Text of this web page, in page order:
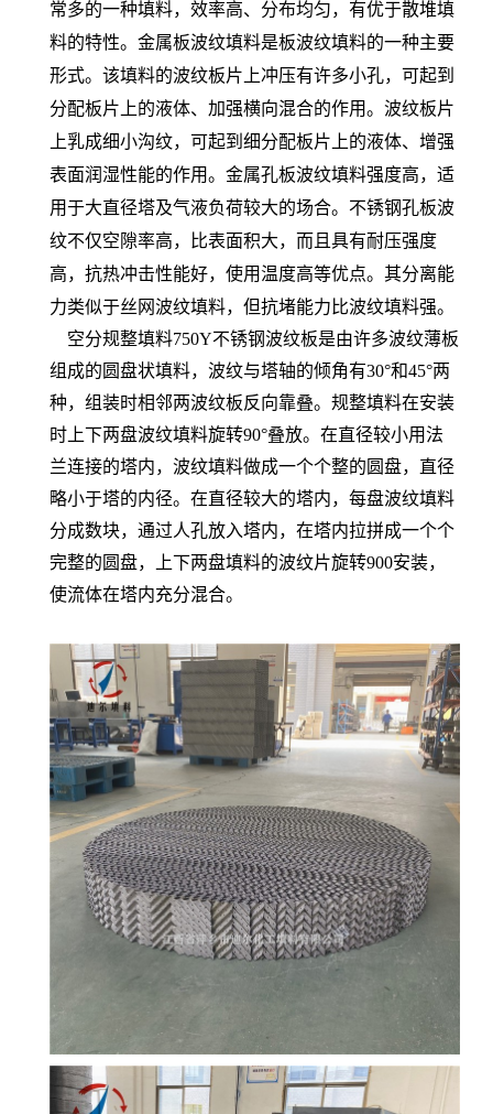
常多的一种填料，效率高、分布均匀，有优于散堆填
料的特性。金属板波纹填料是板波纹填料的一种主要
形式。该填料的波纹板片上冲压有许多小孔，可起到
分配板片上的液体、加强横向混合的作用。波纹板片
上乳成细小沟纹，可起到细分配板片上的液体、增强
表面润湿性能的作用。金属孔板波纹填料强度高，适
用于大直径塔及气液负荷较大的场合。不锈钢孔板波
纹不仅空隙率高，比表面积大，而且具有耐压强度
高，抗热冲击性能好，使用温度高等优点。其分离能
力类似于丝网波纹填料，但抗堵能力比波纹填料强。
空分规整填料750Y不锈钢波纹板是由许多波纹薄板
组成的圆盘状填料，波纹与塔轴的倾角有30°和45°两
种，组装时相邻两波纹板反向靠叠。规整填料在安装
时上下两盘波纹填料旋转90°叠放。在直径较小用法
兰连接的塔内，波纹填料做成一个个整的圆盘，直径
略小于塔的内径。在直径较大的塔内，每盘波纹填料
分成数块，通过人孔放入塔内，在塔内拉拼成一个个
完整的圆盘，上下两盘填料的波纹片旋转900安装，
使流体在塔内充分混合。